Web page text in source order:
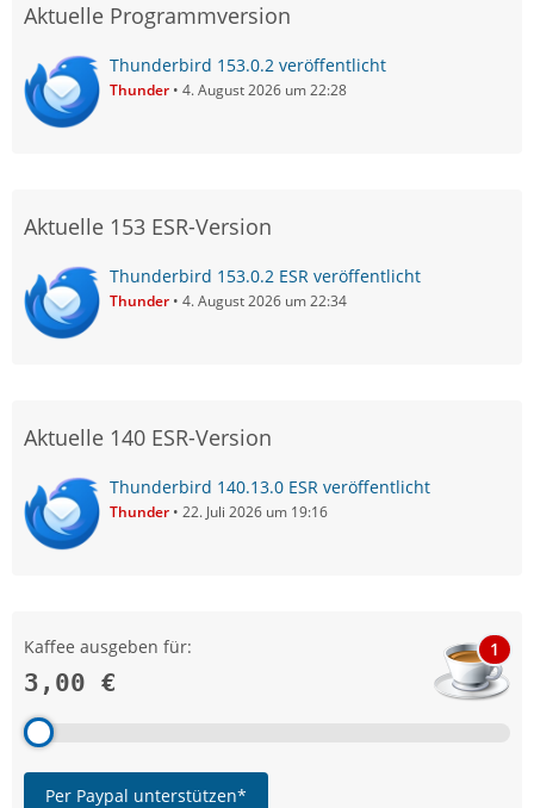
Aktuelle Programmversion
Thunderbird 153.0.2 veröffentlicht
Thunder 4. August 2026 um 22:28
Aktuelle 153 ESR-Version
Thunderbird 153.0.2 ESR veröffentlicht
Thunder 4. August 2026 um 22:34
Aktuelle 140 ESR-Version
Thunderbird 140.13.0 ESR veröffentlicht
Thunder 22. Juli 2026 um 19:16
Kaffee ausgeben für:
3,00 €
1
Per Paypal unterstützen*